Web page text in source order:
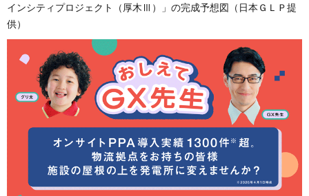
インシティプロジェクト（厚木Ⅲ）」の完成予想図（日本ＧＬＰ提
供）